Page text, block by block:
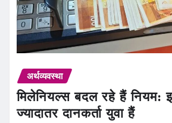
अर्थव्यवस्था
मिलेनियल्स बदल रहे हैं नियम:
ज्यादातर दानकर्ता युवा हैं